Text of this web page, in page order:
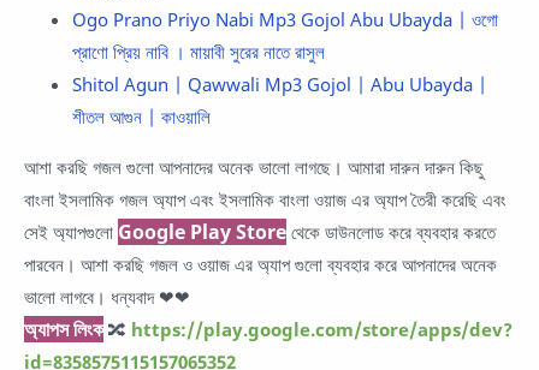
Ogo Prano Priyo Nabi Mp3 Gojol Abu Ubayda | ওগো
প্রাণো প্রিয় নাবি । মায়াবী সুরের নাতে রাসুল
Shitol Agun | Qawwali Mp3 Gojol | Abu Ubayda |
শীতল আগুন | কাওয়ালি
আশা করছি গজল গুলো আপনাদের অনেক ভালো লাগছে। আমারা দারুন দারুন কিছু
বাংলা ইসলামিক গজল অ্যাপ এবং ইসলামিক বাংলা ওয়াজ এর অ্যাপ তৈরী করেছি এবং
সেই অ্যাপগুলো Google Play Store থেকে ডাউনলোড করে ব্যবহার করতে
পারবেন। আশা করছি গজল ও ওয়াজ এর অ্যাপ গুলো ব্যবহার করে আপনাদের অনেক
ভালো লাগবে। ধন্যবাদ ❤❤
অ্যাপস লিংক 🔀 https://play.google.com/store/apps/dev?
id=8358575115157065352